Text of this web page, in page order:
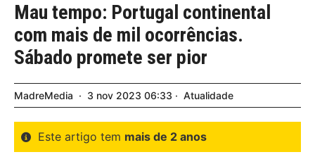
Mau tempo: Portugal continental
com mais de mil ocorrências.
Sábado promete ser pior
MadreMedia 3 nov 2023 06:33 Atualidade
Este artigo tem mais de 2 anos